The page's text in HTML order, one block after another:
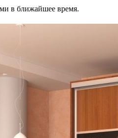
в ближайшее время.